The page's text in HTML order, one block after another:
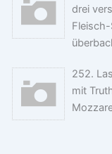
drei
252.
mit